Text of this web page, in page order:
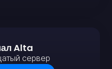
Alta
сервер